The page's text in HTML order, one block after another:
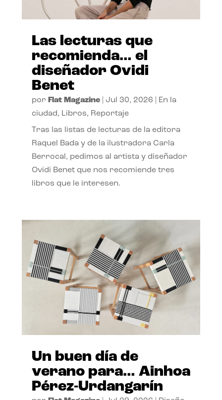
Las lecturas que
recomienda… el
diseñador Ovidi
Benet
por Flat Magazine| Jul 30, 2026
En la
ciudad, Libros, Reportaje
Tras las listas de lecturas de la editora
Raquel Bada y de la ilustradora Carla
Berrocal, pedimos al artista y diseñador
Ovidi Benet que nos recomiende tres
libros que le interesen.
Un buen día de
verano para… Ainhoa
Pérez-Urdangarín